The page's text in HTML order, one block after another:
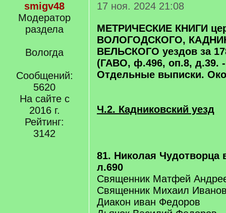
smigv48
Модератор
раздела
Вологда
Сообщений:
5620
На сайте с
2016 г.
Рейтинг:
3142
17 ноя. 2024 21:08
МЕТРИЧЕСКИЕ КНИГИ
ВОЛОГОДСКОГО,
ВЕЛЬСКОГО уездов за
(ГАВО, ф.496, оп.8, д.39.
Отдельные выписки.
Ч.2. Кадниковский уезд
81. Николая Чудотворца
л.690
Священник Матфей
Священник Михаил
Диакон иван Федоров